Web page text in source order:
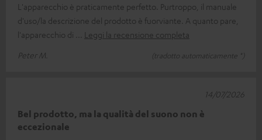
L'apparecchio è praticamente perfetto. Purtroppo, il manuale
d'uso/la descrizione del prodotto è fuorviante. A quanto pare,
l'apparecchio di
Leggi la recensione completa
Peter M.
(tradotto automaticamente *)
Bel prodotto, ma la qualità del suono non è
eccezionale
14/07/2026